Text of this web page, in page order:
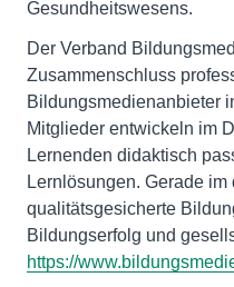
Gesundheitswesens.
Der Verband
Zusammenschluss
Bildungsmedienanbieter
Mitglieder entwickeln im
Lernenden didaktisch
Lernlösungen. Gerade
qualitätsgesicherte
Bildungserfolg und
https://